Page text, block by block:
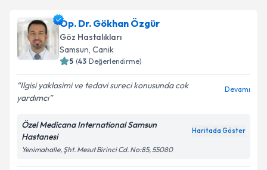
Op. Dr. Gökhan Özgür
Göz Hastalıkları
Samsun, Canik
5 (43 Değerlendirme)
Ilgisi yaklasimi ve tedavi sureci konusunda cok
yardımcı
Devamı
Özel Medicana International Samsun
Hastanesi
Haritada Göster
Yenimahalle, Şht. Mesut Birinci Cd. No:85, 55080